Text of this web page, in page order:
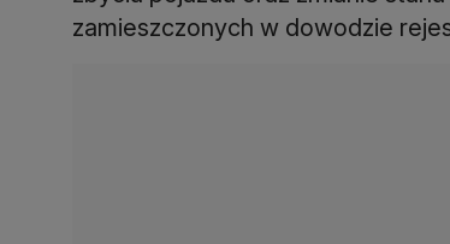
zamieszczonych w dowodzie